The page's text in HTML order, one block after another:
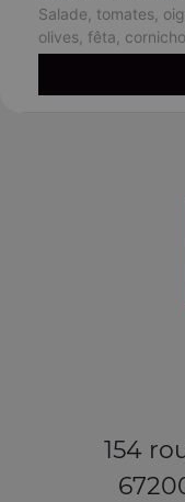
Salade, tomates,
olives, fêta,
154